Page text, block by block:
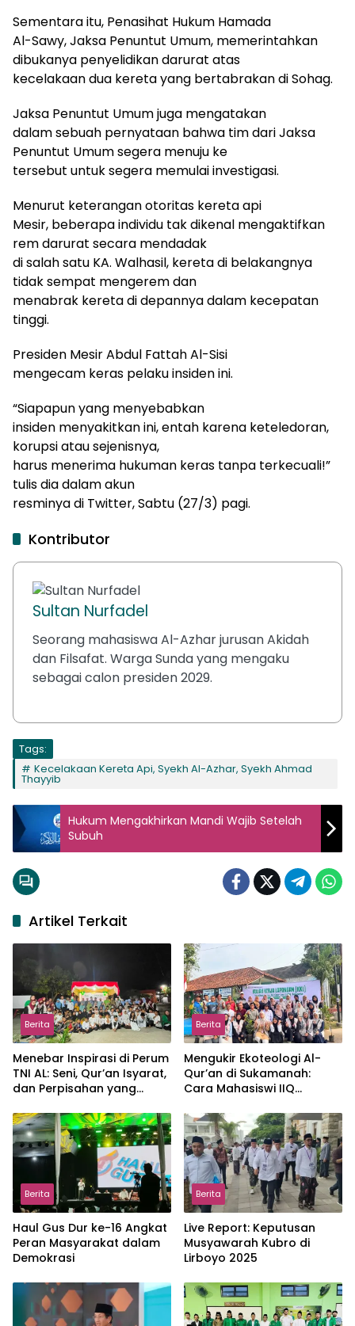
Sementara itu, Penasihat Hukum Hamada
Al-Sawy, Jaksa Penuntut Umum, memerintahkan
dibukanya penyelidikan darurat atas
kecelakaan dua kereta yang bertabrakan di Sohag.
Jaksa Penuntut Umum juga mengatakan
dalam sebuah pernyataan bahwa tim dari Jaksa
Penuntut Umum segera menuju ke
tersebut untuk segera memulai investigasi.
Menurut keterangan otoritas kereta api
Mesir, beberapa individu tak dikenal mengaktifkan
rem darurat secara mendadak
di salah satu KA. Walhasil, kereta di belakangnya
tidak sempat mengerem dan
menabrak kereta di depannya dalam kecepatan
tinggi.
Presiden MesirAbdul Fattah Al-Sisi
mengecam keras pelaku insiden ini.
“Siapapun yang menyebabkan
insiden menyakitkan ini, entah karena keteledoran,
korupsi atau sejenisnya,
harus menerima hukuman keras tanpa terkecuali!”
tulis dia dalam akun
resminya di Twitter, Sabtu (27/3) pagi.
Kontributor
Sultan Nurfadel
Seorang mahasiswa Al-Azhar jurusan Akidah
dan Filsafat. Warga Sunda yang mengaku
sebagai calon presiden 2029.
Tags:
Kecelakaan Kereta Api, Syekh Al-Azhar, Syekh Ahmad
Thayyib
Hukum Mengakhirkan Mandi Wajib Setelah
Subuh
Artikel Terkait
Berita
Menebar Inspirasi di Perum
TNI AL: Seni, Qur’an Isyarat,
dan Perpisahan yang
Berita
Mengukir Ekoteologi Al-
Qur’an di Sukamanah:
Cara Mahasiswi IIQ
Jonggol
Berita
Haul Gus Dur ke-16 Angkat
Peran Masyarakat dalam
Demokrasi
Berita
Live Report: Keputusan
Musyawarah Kubro di
Lirboyo 2025